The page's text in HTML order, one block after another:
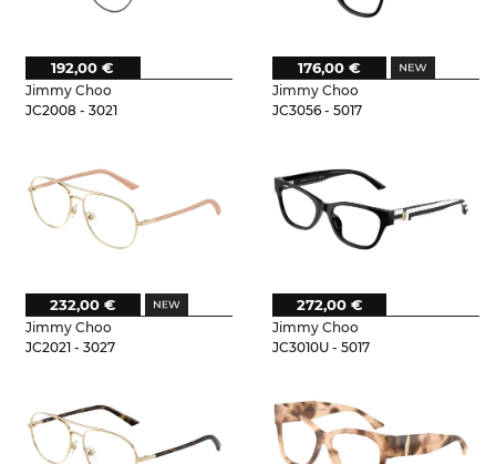
Jimmy Choo
JC2008 - 3021
192,00 €
Jimmy Choo
JC3056 - 5017
176,00 €
Jimmy Choo
JC2021 - 3027
232,00 €
Jimmy Choo
JC3010U - 5017
272,00 €